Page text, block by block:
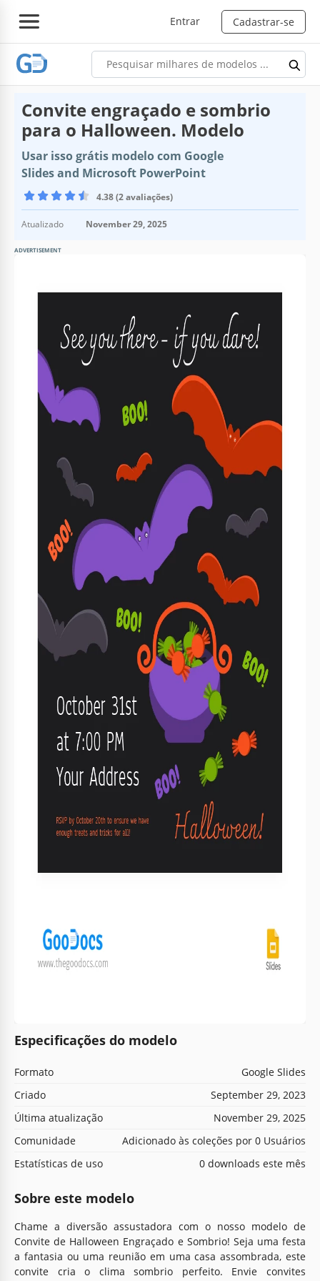
Entrar Cadastrar-se
Convite engraçado e sombrio
para o Halloween. Modelo
Usar isso grátis modelo com Google
Slides and Microsoft PowerPoint
4.38 (2 avaliações)
Atualizado November 29, 2025
ADVERTISEMENT
Especificações do modelo
Formato
Google Slides
Criado
September 29, 2023
Última atualização
November 29, 2025
Comunidade
Adicionado às coleções por 0 Usuários
Estatísticas de uso
0 downloads este mês
Sobre este modelo
Chame a diversão assustadora com o nosso modelo de
Convite de Halloween Engraçado e Sombrio! Seja uma festa
a fantasia ou uma reunião em uma casa assombrada, este
convite cria o clima sombrio perfeito. Envie convites